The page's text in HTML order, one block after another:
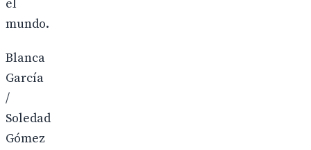
el
mundo.
Blanca
García
/
Soledad
Gómez